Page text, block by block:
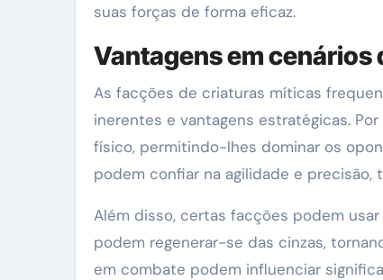
suas forças de forma eficaz.
Vantagens em cenários
As facções de criaturas míticas
inerentes e vantagens estratégicas.
físico, permitindo-lhes dominar os
podem confiar na agilidade e
Além disso, certas facções podem
podem regenerar-se das cinzas,
em combate podem influenciar